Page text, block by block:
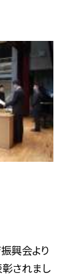
興会より
されまし